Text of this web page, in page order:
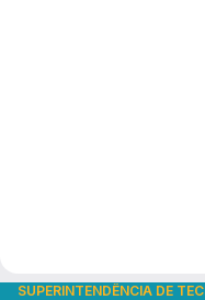
SUPERINTENDÊNCIA DE